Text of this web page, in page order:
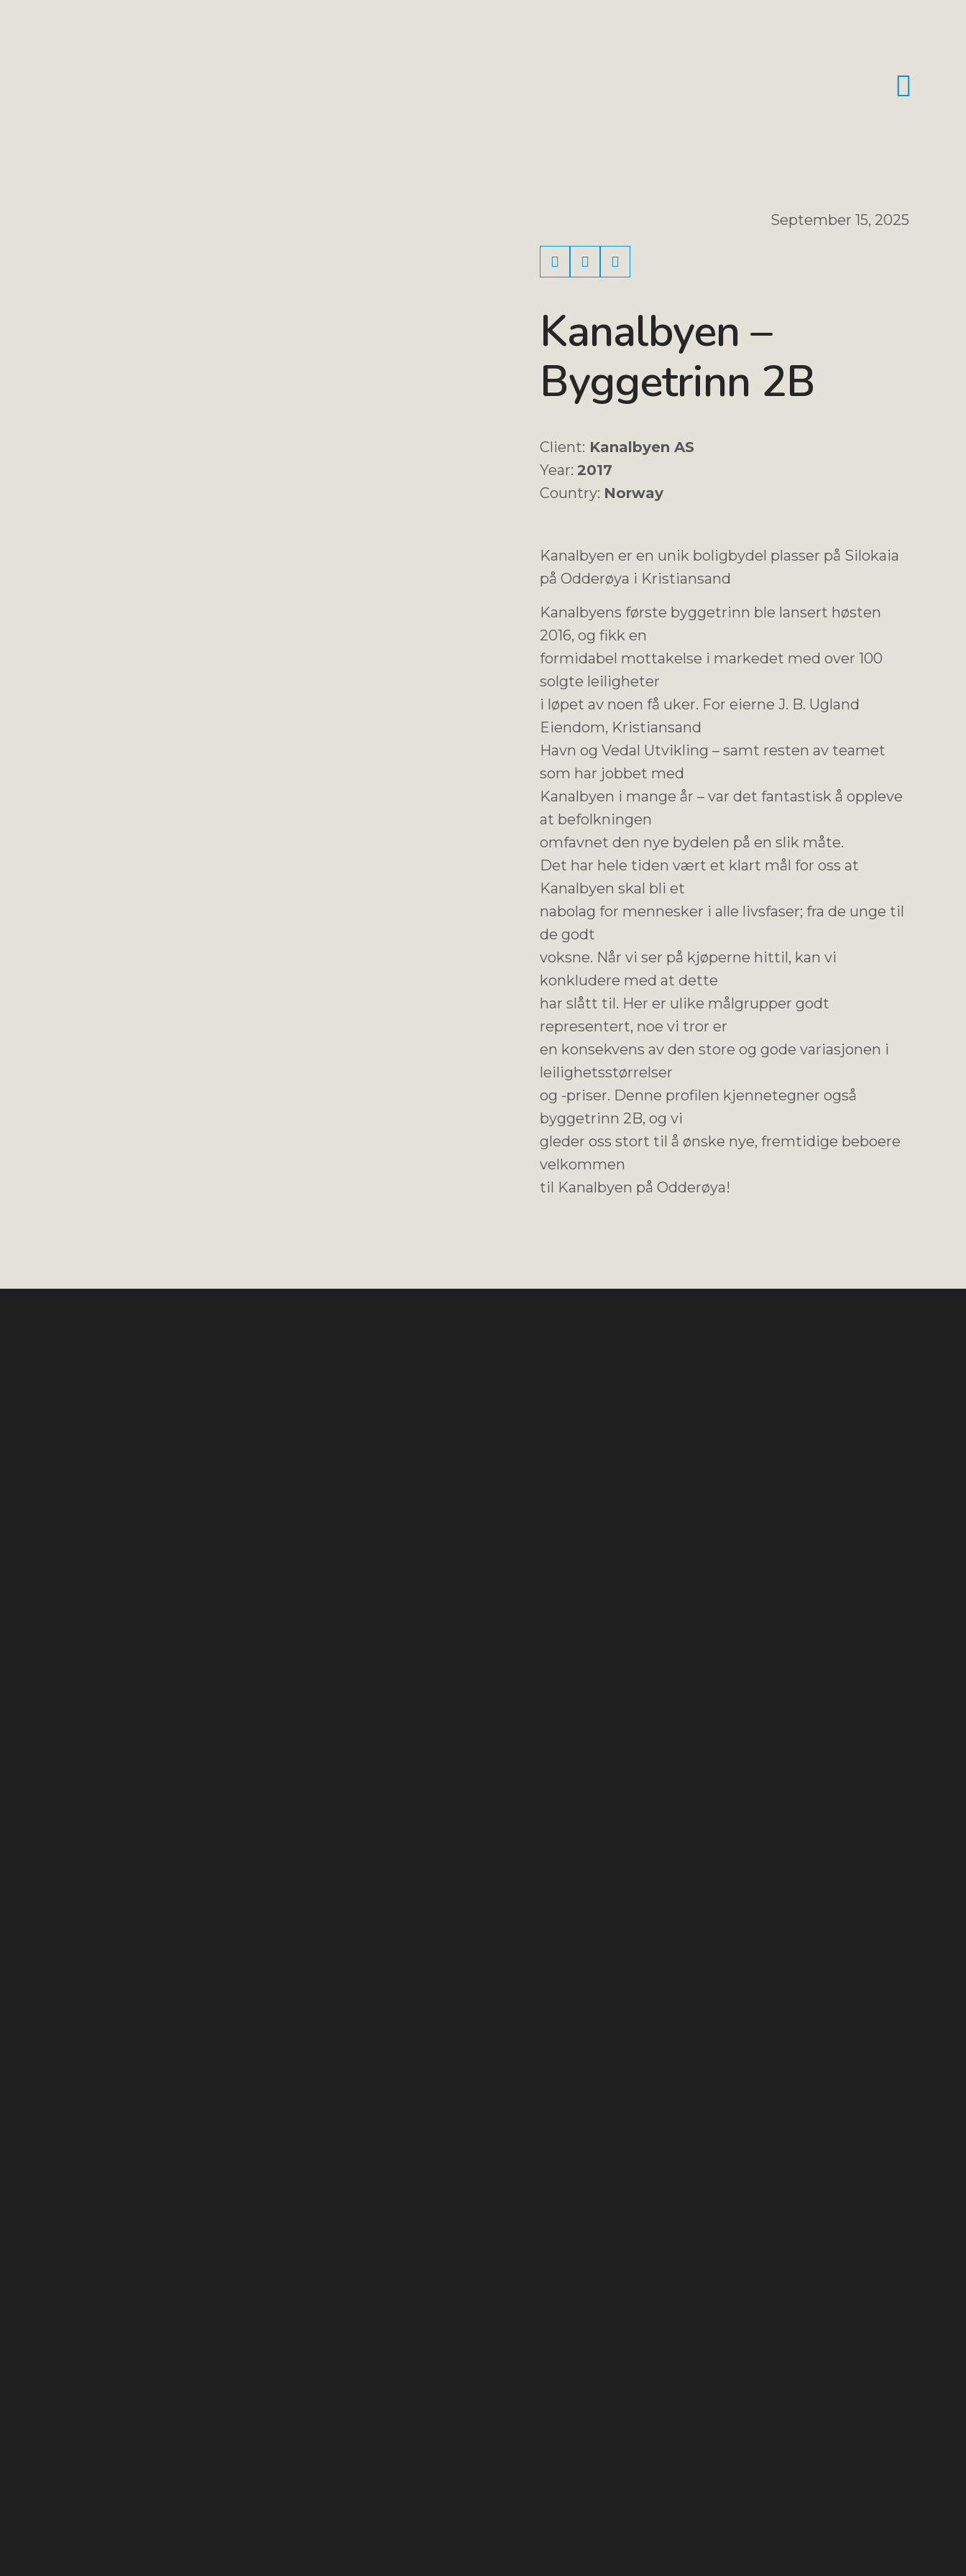
September 15, 2025
Kanalbyen –
Byggetrinn 2B
Client: Kanalbyen AS
Year:2017
Country: Norway
Kanalbyen er en unik boligbydel plasser på Silokaia
på Odderøya i Kristiansand
Kanalbyens første byggetrinn ble lansert høsten
2016, og fikk en
formidabel mottakelse i markedet med over 100
solgte leiligheter
i løpet av noen få uker. For eierne J. B. Ugland
Eiendom, Kristiansand
Havn og Vedal Utvikling – samt resten av teamet
som har jobbet med
Kanalbyen i mange år – var det fantastisk å oppleve
at befolkningen
omfavnet den nye bydelen på en slik måte.
Det har hele tiden vært et klart mål for oss at
Kanalbyen skal bli et
nabolag for mennesker i alle livsfaser; fra de unge til
de godt
voksne. Når vi ser på kjøperne hittil, kan vi
konkludere med at dette
har slått til. Her er ulike målgrupper godt
representert, noe vi tror er
en konsekvens av den store og gode variasjonen i
leilighetsstørrelser
og -priser. Denne profilen kjennetegner også
byggetrinn 2B, og vi
gleder oss stort til å ønske nye, fremtidige beboere
velkommen
til Kanalbyen på Odderøya!